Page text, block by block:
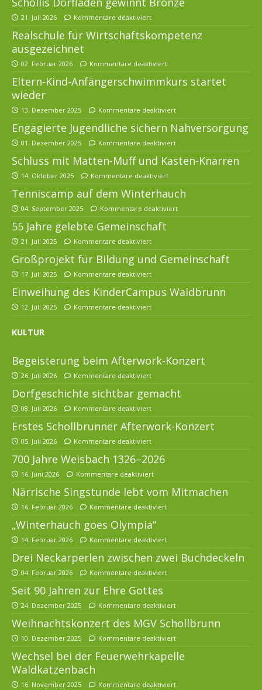
21. Juli 2026 Kommentare deaktiviert
Realschule für Wirtschaftskompetenz
ausgezeichnet
02. Februar 2026 Kommentare deaktiviert
Eltern-Kind-Anfängerschwimmkurs startet
wieder
13. Dezember 2025 Kommentare deaktiviert
Engagierte Jugendliche sichern Nahversorgung
01. Dezember 2025 Kommentare deaktiviert
Schluss mit Matten-Muff und Kasten-Knarren
14. Oktober 2025 Kommentare deaktiviert
Tenniscamp auf dem Winterhauch
04. September 2025 Kommentare deaktiviert
55 Jahre gelebte Gemeinschaft
21. Juli 2025 Kommentare deaktiviert
Großprojekt für Bildung und Gemeinschaft
17. Juli 2025 Kommentare deaktiviert
Einweihung des KinderCampus Waldbrunn
12. Juli 2025 Kommentare deaktiviert
KULTUR
Begeisterung beim Afterwork-Konzert
26. Juli 2026 Kommentare deaktiviert
Dorfgeschichte sichtbar gemacht
08. Juli 2026 Kommentare deaktiviert
Erstes Schollbrunner Afterwork-Konzert
05. Juli 2026 Kommentare deaktiviert
700 Jahre Weisbach 1326–2026
16. Juni 2026 Kommentare deaktiviert
Närrische Singstunde lebt vom Mitmachen
16. Februar 2026 Kommentare deaktiviert
„Winterhauch goes Olympia“
14. Februar 2026 Kommentare deaktiviert
Drei Neckarperlen zwischen zwei Buchdeckeln
04. Februar 2026 Kommentare deaktiviert
Seit 90 Jahren zur Ehre Gottes
24. Dezember 2025 Kommentare deaktiviert
Weihnachtskonzert des MGV Schollbrunn
10. Dezember 2025 Kommentare deaktiviert
Wechsel bei der Feuerwehrkapelle
Waldkatzenbach
16. November 2025 Kommentare deaktiviert